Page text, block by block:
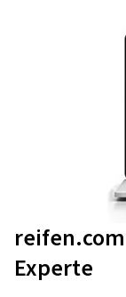
Experte